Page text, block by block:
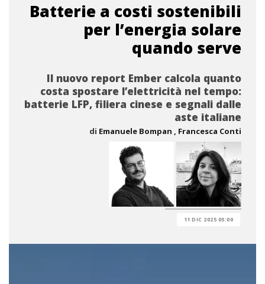
Batterie a costi sostenibili
per l’energia solare
quando serve
Il nuovo report Ember calcola quanto
costa spostare l’elettricità nel tempo:
batterie LFP, filiera cinese e segnali dalle
aste italiane
di Emanuele Bompan , Francesca Conti
11 DIC 2025 05:00